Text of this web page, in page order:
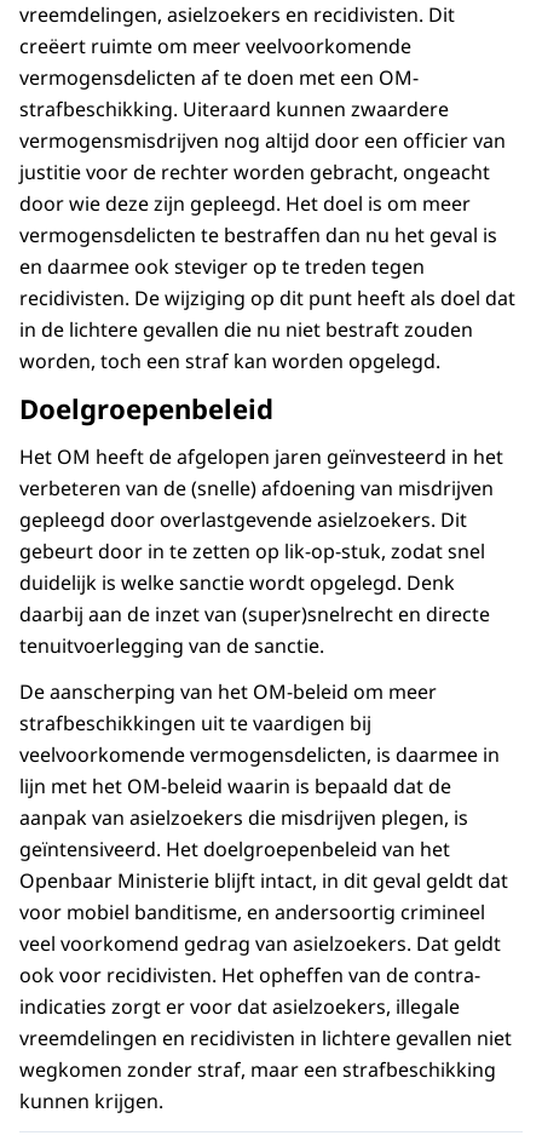
vreemdelingen, asielzoekers en recidivisten. Dit
creëert ruimte om meer veelvoorkomende
vermogensdelicten af te doen met een OM-
strafbeschikking. Uiteraard kunnen zwaardere
vermogensmisdrijven nog altijd door een officier van
justitie voor de rechter worden gebracht, ongeacht
door wie deze zijn gepleegd. Het doel is om meer
vermogensdelicten te bestraffen dan nu het geval is
en daarmee ook steviger op te treden tegen
recidivisten. De wijziging op dit punt heeft als doel dat
in de lichtere gevallen die nu niet bestraft zouden
worden, toch een straf kan worden opgelegd.
Doelgroepenbeleid
Het OM heeft de afgelopen jaren geïnvesteerd in het
verbeteren van de (snelle) afdoening van misdrijven
gepleegd door overlastgevende asielzoekers. Dit
gebeurt door in te zetten op lik-op-stuk, zodat snel
duidelijk is welke sanctie wordt opgelegd. Denk
daarbij aan de inzet van (super)snelrecht en directe
tenuitvoerlegging van de sanctie.
De aanscherping van het OM-beleid om meer
strafbeschikkingen uit te vaardigen bij
veelvoorkomende vermogensdelicten, is daarmee in
lijn met het OM-beleid waarin is bepaald dat de
aanpak van asielzoekers die misdrijven plegen, is
geïntensiveerd. Het doelgroepenbeleid van het
Openbaar Ministerie blijft intact, in dit geval geldt dat
voor mobiel banditisme, en andersoortig crimineel
veel voorkomend gedrag van asielzoekers. Dat geldt
ook voor recidivisten. Het opheffen van de contra-
indicaties zorgt er voor dat asielzoekers, illegale
vreemdelingen en recidivisten in lichtere gevallen niet
wegkomen zonder straf, maar een strafbeschikking
kunnen krijgen.